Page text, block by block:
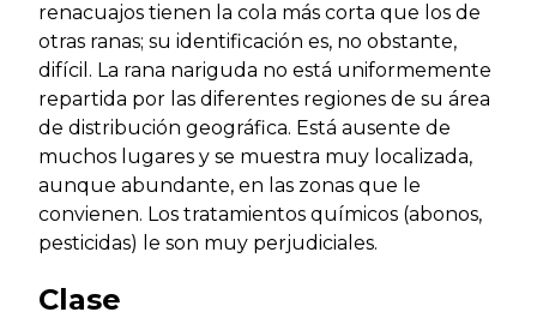
renacuajos tienen la cola más corta que los de
otras ranas; su identificación es, no obstante,
difícil. La rana nariguda no está uniformemente
repartida por las diferentes regiones de su área
de distribución geográfica. Está ausente de
muchos lugares y se muestra muy localizada,
aunque abundante, en las zonas que le
convienen. Los tratamientos químicos (abonos,
pesticidas) le son muy perjudiciales.
Clase